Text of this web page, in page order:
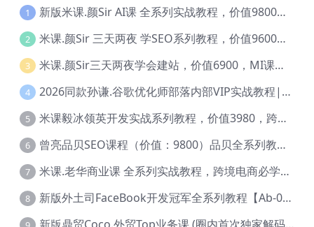
1 新版米课.颜Sir AI课 全系列实战教程，价值9800，跨境首选！【Ag-0052】
2 米课.颜Sir 三天两夜 学SEO系列教程，价值9600元，跨境人都在学 【Ag-0056】
3 米课.颜Sir三天两夜学会建站，价值6900，MI课甄选课程 【Ag-0055】
4 2026同款孙谦.谷歌优化师部落内部VIP实战教程|价值4999元全网独家解码（官方报名版本）【@034】
5 米课毅冰领英开发实战系列教程，价值3980，跨境必选【Ag-0049】
6 曾亮品贝SEO课程（价值：9800）品贝全系列教程 【Ab-0022】
7 米课.老华商业课 全系列实战教程，跨境电商必学，价值16900元【Ag-0053】
8 新版外土司FaceBook开发冠军全系列教程【Ab-0021】